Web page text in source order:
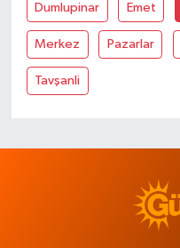
Dumlupinar Emet
Merkez Pazarlar
Tavşanli